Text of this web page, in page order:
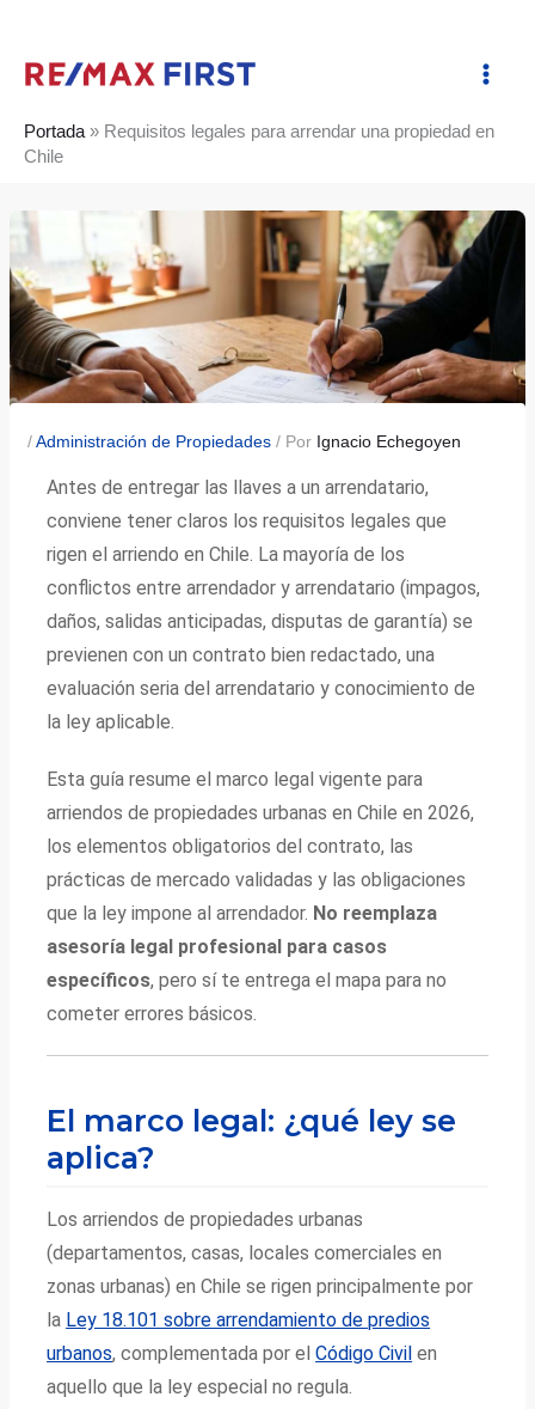
contenido
Portada » Requisitos legales para arrendar una propiedad en
Chile
/Administración de Propiedades / Por Ignacio Echegoyen
Antes de entregar las llaves a un arrendatario,
conviene tener claros los requisitos legales que
rigen el arriendo en Chile. La mayoría de los
conflictos entre arrendador y arrendatario (impagos,
daños, salidas anticipadas, disputas de garantía) se
previenen con un contrato bien redactado, una
evaluación seria del arrendatario y conocimiento de
la ley aplicable.
Esta guía resume el marco legal vigente para
arriendos de propiedades urbanas en Chile en 2026,
los elementos obligatorios del contrato, las
prácticas de mercado validadas y las obligaciones
que la ley impone al arrendador. No reemplaza
asesoría legal profesional para casos
específicos, pero sí te entrega el mapa para no
cometer errores básicos.
El marco legal: ¿qué ley se
aplica?
Los arriendos de propiedades urbanas
(departamentos, casas, locales comerciales en
zonas urbanas) en Chile se rigen principalmente por
la Ley 18.101 sobre arrendamiento de predios
urbanos, complementada por elCódigo Civil en
aquello que la ley especial no regula.